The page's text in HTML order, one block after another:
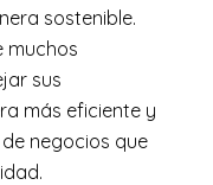
sostenible.
muchos
sus
más eficiente y
negocios que